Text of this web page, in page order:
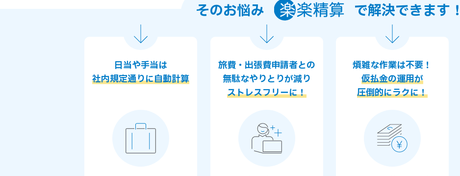
そのお悩み で解決できます ！
日当や手当は
社内規定通りに自動計算
旅費・出張費申請者との
無駄なやりとりが減り
ストレスフリーに！
煩雑な作業は不要！
仮払金の運用が
圧倒的にラクに！